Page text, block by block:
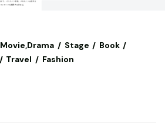
Movie,Drama Stage
Book
Travel Fashion